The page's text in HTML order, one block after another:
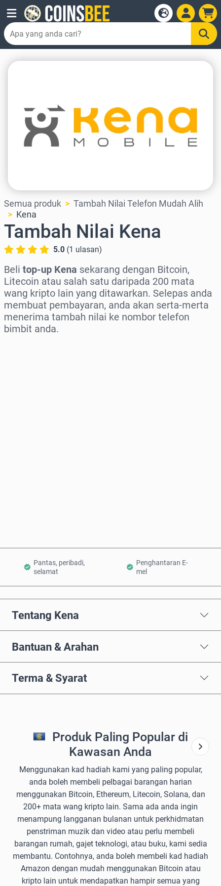
Semua produk
Tambah Nilai Telefon Mudah Alih
Kena
Tambah Nilai Kena
5.0 (1 ulasan)
Beli top-up Kena sekarang dengan Bitcoin,
Litecoin atau salah satu daripada 200 mata
wang kripto lain yang ditawarkan. Selepas anda
membuat pembayaran, anda akan serta-merta
menerima tambah nilai ke nombor telefon
bimbit anda.
Pantas, peribadi,
selamat
Penghantaran E-
mel
Tentang Kena
Bantuan & Arahan
Terma & Syarat
Produk Paling Popular di
Kawasan Anda
Menggunakan kad hadiah kami yang paling popular,
anda boleh membeli pelbagai barangan harian
menggunakan Bitcoin, Ethereum, Litecoin, Solana, dan
200+ mata wang kripto lain. Sama ada anda ingin
menampung langganan bulanan untuk perkhidmatan
penstriman muzik dan video atau perlu membeli
barangan rumah, gajet teknologi, atau buku, kami sedia
membantu. Contohnya, anda boleh membeli kad hadiah
Amazon dengan mudah menggunakan Bitcoin atau
kripto lain untuk mendapatkan hampir semua yang